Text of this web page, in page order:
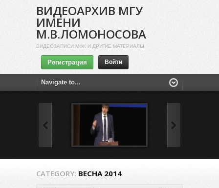
ВИДЕОАРХИВ МГУ
ИМЕНИ
М.В.ЛОМОНОСОВА
ВИДЕОЗАПИСИ МФК И ДРУГИЕ МАТЕРИАЛЫ
Регистрация Войти
CATEGORY: ВЕСНА 2014